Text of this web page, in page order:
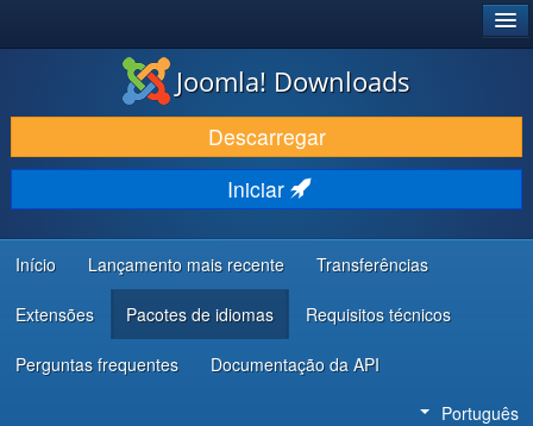
DESCARREGAR E EVOLUIR
DESCOBRIR E APRENDER
COMUNIDADE E SUPORTE
RECURSOS PARA PROGRAMADORES
Joomla! Downloads
Descarregar
Iniciar
Início Lançamento mais recente Transferências
Extensões Pacotes de idiomas Requisitos técnicos
Perguntas frequentes Documentação da API
Português